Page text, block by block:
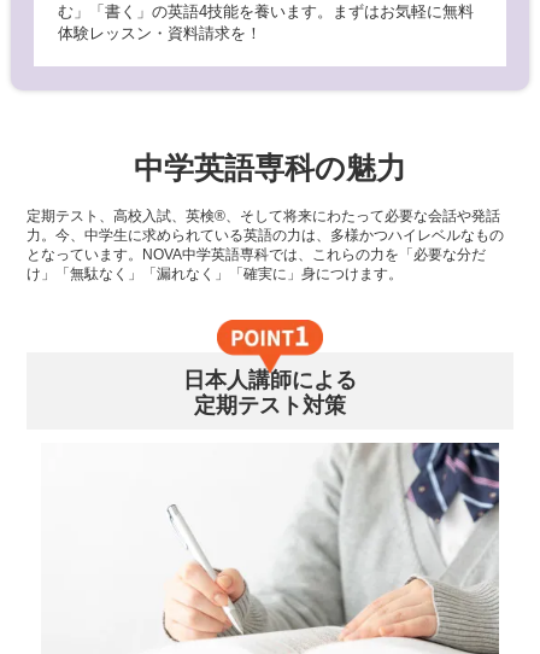
む」「書く」の英語4技能を養います。まずはお気軽に無料
体験レッスン・資料請求を！
中学英語専科の魅力
定期テスト、高校入試、英検®、そして将来にわたって必要な会話や発話
力。今、中学生に求められている英語の力は、多様かつハイレベルなもの
となっています。NOVA中学英語専科では、これらの力を「必要な分だ
け」「無駄なく」「漏れなく」「確実に」身につけます。
日本人講師による
定期テスト対策